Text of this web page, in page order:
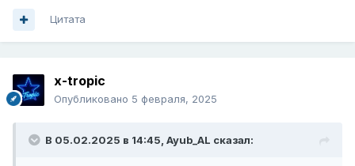
Цитата
x-tropic
Опубликовано 5 февраля, 2025
В 05.02.2025 в 14:45, Ayub_AL сказал: